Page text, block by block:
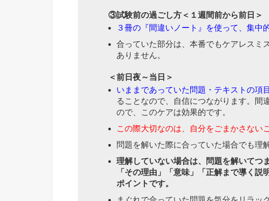
③試験前の過ごし方 ＜１週間前から前日＞
３冊の『間違いノート』を使って、集中
合っていた部分は、本番でもケアレスミ
ありません。
＜前日夜～当日＞
いままであっていた問題・テキストの項
ることなので、自信につながります。間
ので、このケアは効果的です。
この際大切なのは、自分をごまかさないこ
問題を解いた際に合っていた場合でも理
理解していない場合は、問題を解いてつ
「その理由」「意味」「正解まで導く
ポイントです。